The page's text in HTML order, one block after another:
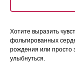
Хотите выразить
фольгированных
рождения или просто
улыбнуться.